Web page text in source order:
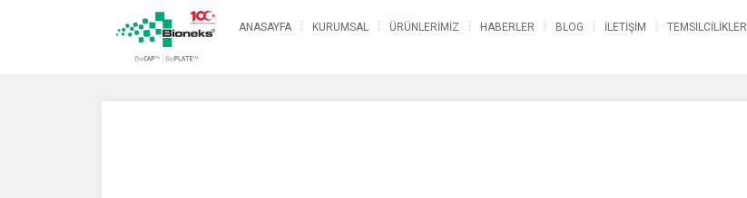
ANASAYFA KURUMSAL ÜRÜNLERİMİZ HABERLER BLOG İLETİŞİM TEMSİLCİLİKLER